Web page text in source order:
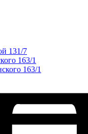
131/7
163/1
163/1